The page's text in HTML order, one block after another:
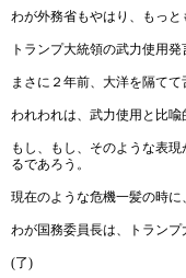
わが外務省もやはり、もっ
トランプ大統領の武力使用
まさに２年前、大洋を隔て
われわれは、武力使用と比喩
もし、もし、そのような表
るであろう。
現在のような危機一髪の時
わが国務委員長は、トランプ
(了)